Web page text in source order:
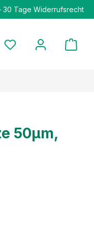
30 Tage Widerrufsrecht
50µm,